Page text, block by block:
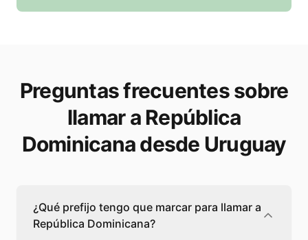
Preguntas frecuentes sobre
llamar a República
Dominicana desde Uruguay
¿Qué prefijo tengo que marcar para llamar a
República Dominicana?